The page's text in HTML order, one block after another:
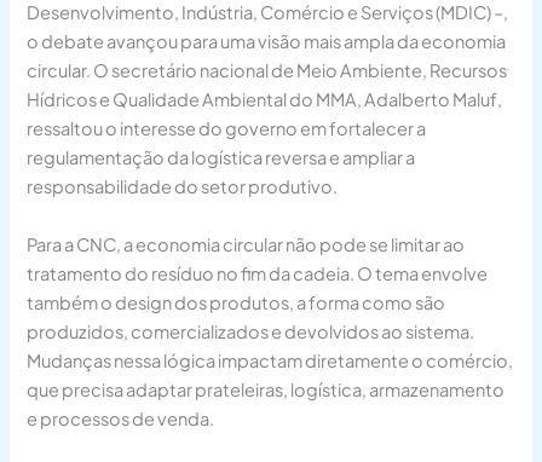
Desenvolvimento, Indústria, Comércio e Serviços (MDIC) –,
o debate avançou para uma visão mais ampla da economia
circular. O secretário nacional de Meio Ambiente, Recursos
Hídricos e Qualidade Ambiental do MMA, Adalberto Maluf,
ressaltou o interesse do governo em fortalecer a
regulamentação da logística reversa e ampliar a
responsabilidade do setor produtivo.
Para a CNC, a economia circular não pode se limitar ao
tratamento do resíduo no fim da cadeia. O tema envolve
também o design dos produtos, a forma como são
produzidos, comercializados e devolvidos ao sistema.
Mudanças nessa lógica impactam diretamente o comércio,
que precisa adaptar prateleiras, logística, armazenamento
e processos de venda.